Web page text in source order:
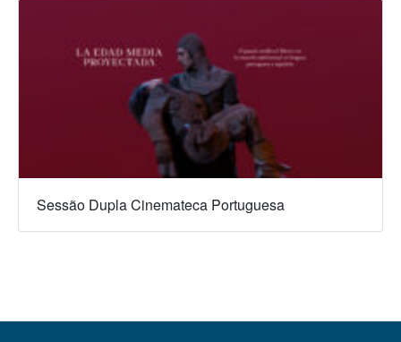
Sessão Dupla Cinemateca Portuguesa